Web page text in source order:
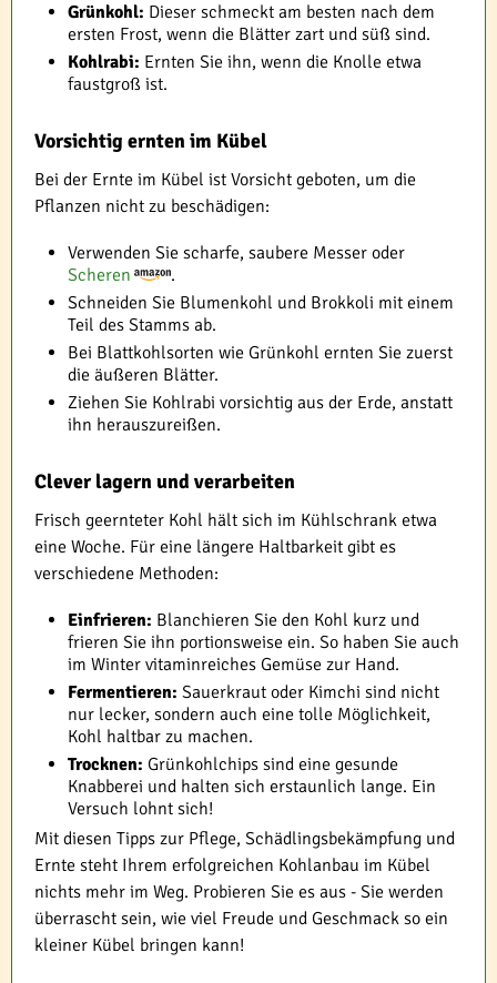
Grünkohl: Dieser schmeckt am besten nach dem
ersten Frost, wenn die Blätter zart und süß sind.
Kohlrabi: Ernten Sie ihn, wenn die Knolle etwa
faustgroß ist.
Vorsichtig ernten im Kübel
Bei der Ernte im Kübel ist Vorsicht geboten, um die
Pflanzen nicht zu beschädigen:
Verwenden Sie scharfe, saubere Messer oder
Scheren
.
Schneiden Sie Blumenkohl und Brokkoli mit einem
Teil des Stamms ab.
Bei Blattkohlsorten wie Grünkohl ernten Sie zuerst
die äußeren Blätter.
Ziehen Sie Kohlrabi vorsichtig aus der Erde, anstatt
ihn herauszureißen.
Clever lagern und verarbeiten
Frisch geernteter Kohl hält sich im Kühlschrank etwa
eine Woche. Für eine längere Haltbarkeit gibt es
verschiedene Methoden:
Einfrieren: Blanchieren Sie den Kohl kurz und
frieren Sie ihn portionsweise ein. So haben Sie auch
im Winter vitaminreiches Gemüse zur Hand.
Fermentieren: Sauerkraut oder Kimchi sind nicht
nur lecker, sondern auch eine tolle Möglichkeit,
Kohl haltbar zu machen.
Trocknen: Grünkohlchips sind eine gesunde
Knabberei und halten sich erstaunlich lange. Ein
Versuch lohnt sich!
Mit diesen Tipps zur Pflege, Schädlingsbekämpfung und
Ernte steht Ihrem erfolgreichen Kohlanbau im Kübel
nichts mehr im Weg. Probieren Sie es aus - Sie werden
überrascht sein, wie viel Freude und Geschmack so ein
kleiner Kübel bringen kann!